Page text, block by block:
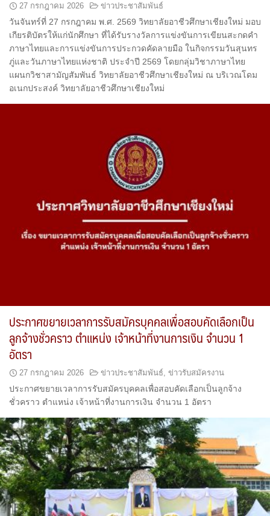
27 กรกฎาคม 2026 ข่าวประชาสัมพันธ์
วันจันทร์ที่ 27 กรกฎาคม พ.ศ. 2569 วิทยาลัยอาชีวศึกษาเชียงใหม่ มอบ
เกียรติบัตรให้แก่นักศึกษา ที่ได้รับรางวัลการแข่งขันการเขียนสะกดคำ
ภาษาไทยและการแข่งขันการประกวดคัดลายมือ ในกิจกรรมวันสุนทร
ภู่และวันภาษาไทยแห่งชาติ ประจำปี 2569 โดยกลุ่มวิชาภาษาไทย
แผนกวิชาสามัญสัมพันธ์ วิทยาลัยอาชีวศึกษาเชียงใหม่ ณ บริเวณโดม
อเนกประสงค์ วิทยาลัยอาชีวศึกษาเชียงใหม่
ประกาศขยายเวลาการรับสมัครบุคคลเพื่อสอบคัดเลือกเป็น
ลูกจ้างชั่วคราว ตำแหน่ง เจ้าหน้าที่งานการเงิน จำนวน 1
อัตรา
27 กรกฎาคม 2026 ข่าวประชาสัมพันธ์ ข่าวรับสมัครงาน
ประกาศขยายเวลาการรับสมัครบุคคลเพื่อสอบคัดเลือกเป็นลูกจ้าง
ชั่วคราว ตำแหน่ง เจ้าหน้าที่งานการเงิน จำนวน 1 อัตรา